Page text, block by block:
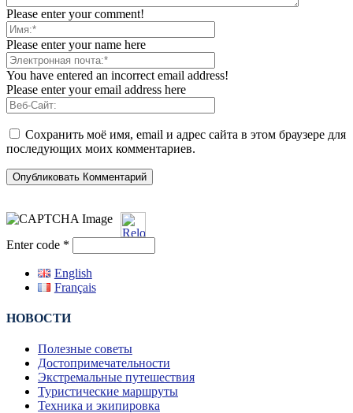
Please enter your comment!
Please enter your name here
You have entered an incorrect email address!
Please enter your email address here
Сохранить моё имя, email и адрес сайта в этом браузере для
последующих моих комментариев.
Enter code *
English
Français
НОВОСТИ
Полезные советы
Достопримечательности
Экстремальные путешествия
Туристические маршруты
Техника и экипировка